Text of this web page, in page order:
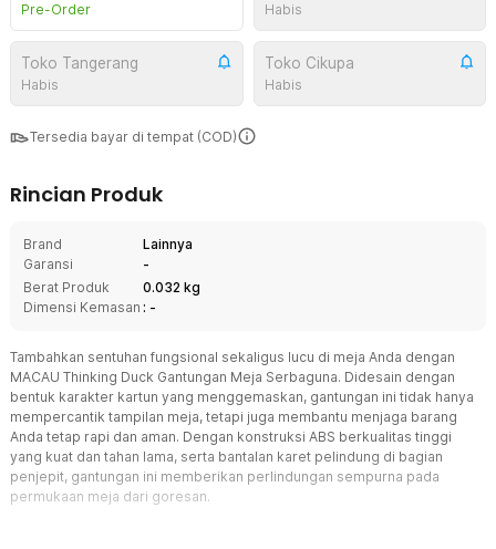
Pre-Order Habis
Toko Tangerang
Habis
Toko Cikupa
Habis
Tersedia bayar di tempat (COD)
Rincian Produk
Brand
Lainnya
Garansi
-
Berat Produk
0.032 kg
Dimensi Kemasan : -
Tambahkan sentuhan fungsional sekaligus lucu di meja Anda dengan
MACAU Thinking Duck Gantungan Meja Serbaguna. Didesain dengan
bentuk karakter kartun yang menggemaskan, gantungan ini tidak hanya
mempercantik tampilan meja, tetapi juga membantu menjaga barang
Anda tetap rapi dan aman. Dengan konstruksi ABS berkualitas tinggi
yang kuat dan tahan lama, serta bantalan karet pelindung di bagian
penjepit, gantungan ini memberikan perlindungan sempurna pada
permukaan meja dari goresan.